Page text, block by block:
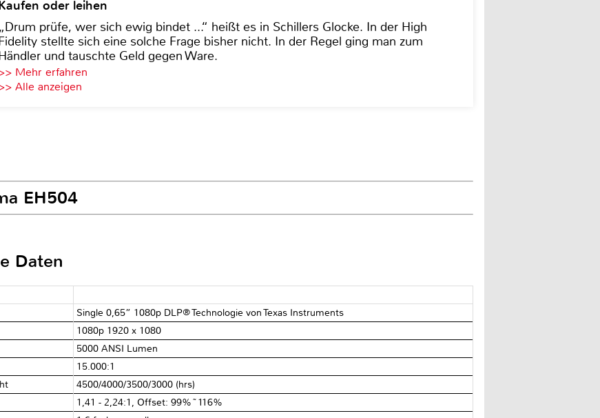
oder leihen
„Drum prüfe, wer sich ewig bindet ...“ heißt es in Schillers Glocke. In der High
stellte sich eine solche Frage bisher nicht. In der Regel ging man zum
und tauschte Geld gegen Ware.
Mehr erfahren
Alle anzeigen
EH504
Daten
Single 0,65” 1080p DLP® Technologie von Texas Instruments
1080p 1920 x 1080
5000 ANSI Lumen
15.000:1
4500/4000/3500/3000 (hrs)
1,41 - 2,24:1, Offset: 99%~116%